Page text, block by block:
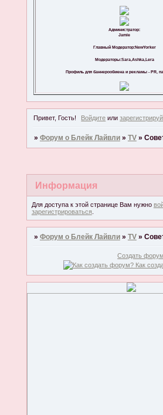
Администратор:
Jamie
Главный Модератор:NewYorker
Модераторы:Sara,Ashka,Lera
Профиль для баннерообмена и рекламы - PR,
Привет, Гость! Войдите или
» Форум о Блейк Лайвли » TV »
Информация
Для доступа к этой странице Вам нужно
зарегистрироваться.
» Форум о Блейк Лайвли » TV »
Создать форум